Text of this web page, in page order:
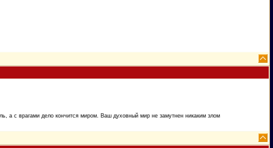
а с врагами дело кончится миром. Ваш духовный мир не замутнен никаким злом